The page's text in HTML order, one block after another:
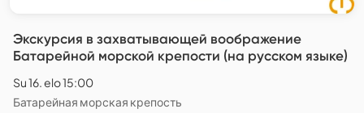
Экскурсия в захватывающей воображение
Батарейной морской крепости (на русском языке)
Su 16. elo 15:00
Батарейная морская крепость